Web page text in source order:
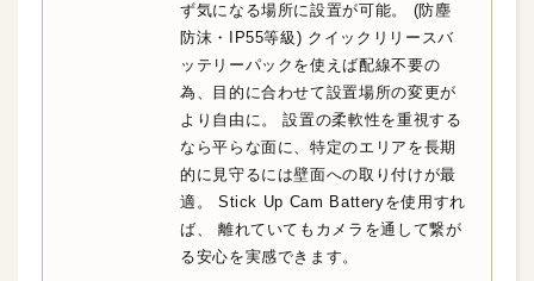
ず気になる場所に設置が可能。 (防塵
防沫・IP55等級) クイックリリースバ
ッテリーパックを使えば配線不要の
為、目的に合わせて設置場所の変更が
より自由に。 設置の柔軟性を重視する
なら平らな面に、特定のエリアを長期
的に見守るには壁面への取り付けが最
適。 Stick Up Cam Batteryを使用すれ
ば、 離れていてもカメラを通して繋が
る安心を実感できます。